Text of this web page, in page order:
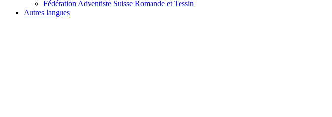
Fédération Adventiste Suisse Romande et Tessin
Autres langues